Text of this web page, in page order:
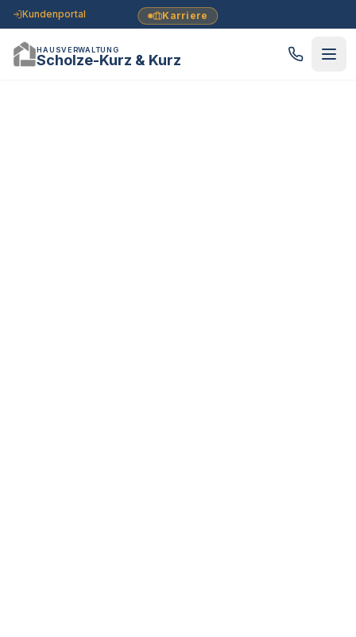
Karriere
Kundenportal
HAUSVERWALTUNG
Scholze-Kurz & Kurz